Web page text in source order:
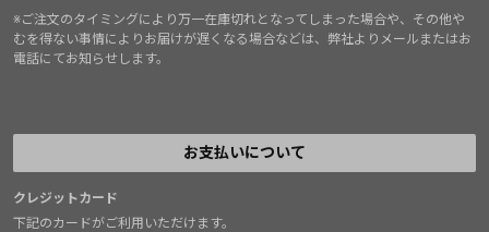
※ご注文のタイミングにより万一在庫切れとなってしまった場合や、その他や
むを得ない事情によりお届けが遅くなる場合などは、弊社よりメールまたはお
電話にてお知らせします。
お支払いについて
クレジットカード
下記のカードがご利用いただけます。